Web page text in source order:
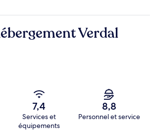
Verdal
7,4
Services et
équipements
8,8
Personnel et service